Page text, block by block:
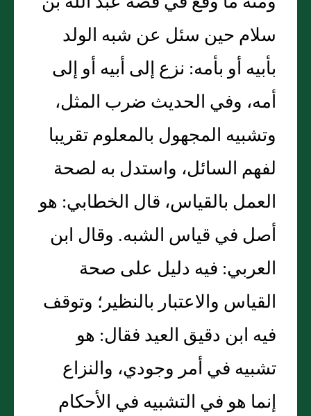
سلام حين سئل عن شبه الولد
بأبيه أو بأمه: نزع إلى أبيه أو إلى
أمه، وفي الحديث ضرب المثل،
وتشبيه المجهول بالمعلوم تقريبا
لفهم السائل، واستدل به لصحة
العمل بالقياس، قال الخطابي: هو
أصل في قياس الشبه. وقال ابن
العربي: فيه دليل على صحة
القياس والاعتبار بالنظير؛ وتوقف
فيه ابن دقيق العيد فقال: هو
تشبيه في أمر وجودي، والنزاع
إنما هو في التشبيه في الأحكام